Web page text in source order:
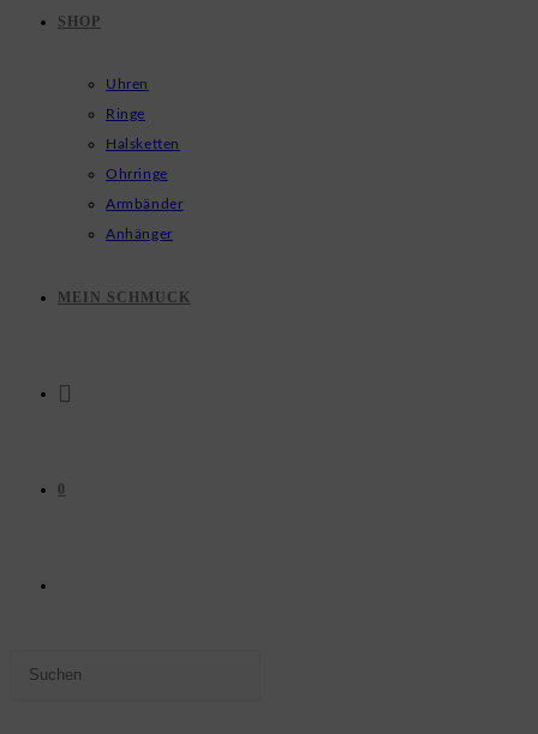
SHOP
Uhren
Ringe
Halsketten
Ohrringe
Armbänder
Anhänger
MEIN SCHMUCK
0
SUCHE